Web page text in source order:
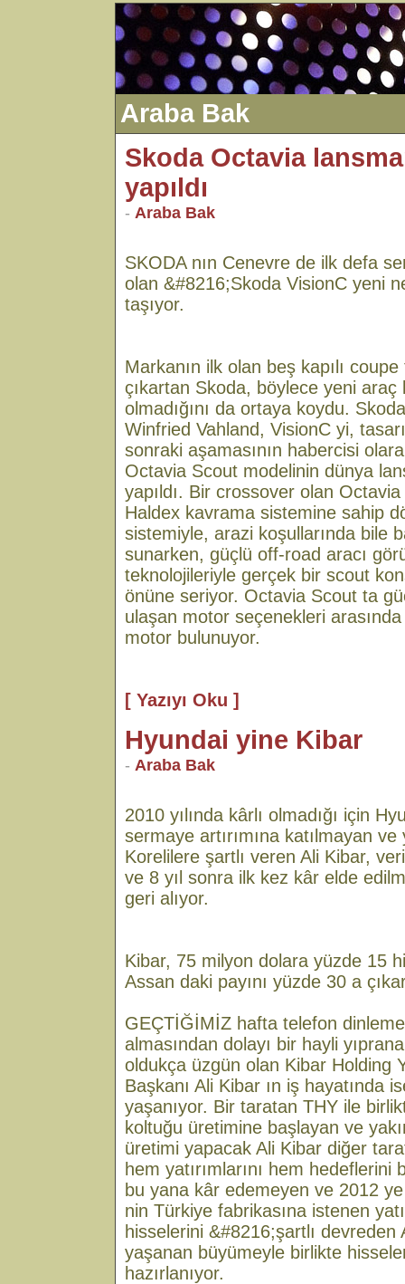
Araba Bak
Skoda Octavia
yapıldı
- Araba Bak
SKODA nın Cenevre de ilk defa
olan &#8216;Skoda VisionC yeni
taşıyor.
Markanın ilk olan beş kapılı coupe
çıkartan Skoda, böylece yeni
olmadığını da ortaya koydu.
Winfried Vahland, VisionC yi,
sonraki aşamasının habercisi
Octavia Scout modelinin dünya
yapıldı. Bir crossover olan
Haldex kavrama sistemine sahip
sistemiyle, arazi koşullarında bile
sunarken, güçlü off-road aracı
teknolojileriyle gerçek bir scout
önüne seriyor. Octavia Scout ta
ulaşan motor seçenekleri
motor bulunuyor.
[ Yazıyı Oku ]
Hyundai yine Kibar
- Araba Bak
2010 yılında kârlı olmadığı için
sermaye artırımına katılmayan
Korelilere şartlı veren Ali Kibar,
ve 8 yıl sonra ilk kez kâr elde
geri alıyor.
Kibar, 75 milyon dolara yüzde 15
Assan daki payını yüzde 30 a
GEÇTİĞİMİZ hafta telefon
almasından dolayı bir hayli
oldukça üzgün olan Kibar Holding
Başkanı Ali Kibar ın iş hayatında
yaşanıyor. Bir taratan THY ile
koltuğu üretimine başlayan ve
üretimi yapacak Ali Kibar diğer
hem yatırımlarını hem hedeflerini
bu yana kâr edemeyen ve 2012
nin Türkiye fabrikasına istenen
hisselerini &#8216;şartlı devreden
yaşanan büyümeyle birlikte
hazırlanıyor.